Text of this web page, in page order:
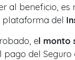
al beneficio,
plataforma del
el monto
pago del Seguro